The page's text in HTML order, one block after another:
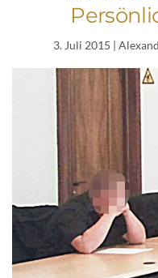
3. Juli 2015 |